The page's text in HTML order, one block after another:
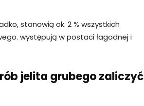
stanowią ok. 2 % wszystkich
występują w postaci łagodnej i
jelita grubego zaliczyć